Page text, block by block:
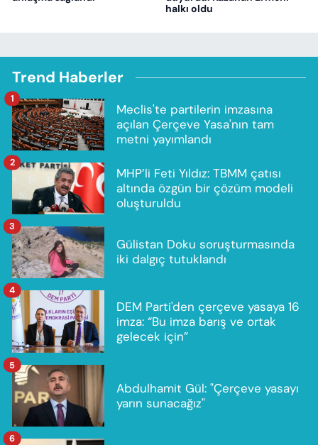
halkı oldu
Trend Haberler
Meclis'te partilerin imzasına
açılan Çerçeve Yasa'nın tam
metni yayımlandı
1
MHP’li Feti Yıldız: TBMM çatısı
altında özgün bir çözüm modeli
oluşturuldu
2
Gülistan Doku soruşturmasında
iki dalgıç tutuklandı
3
DEM Parti'den çerçeve yasaya 16
imza: “Bu imza barış ve ortak
gelecek için”
4
Abdulhamit Gül: "Çerçeve yasayı
yarın sunacağız"
5
6